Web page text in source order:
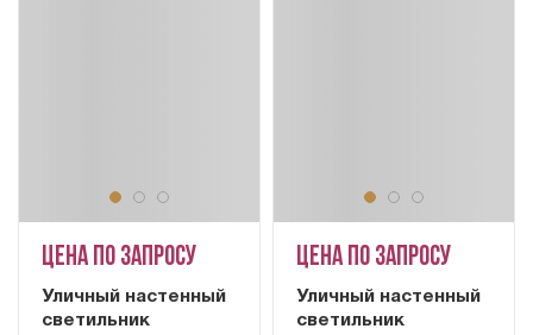
Цена по запросу
Уличный настенный
светильник
Цена по запросу
Уличный настенный
светильник